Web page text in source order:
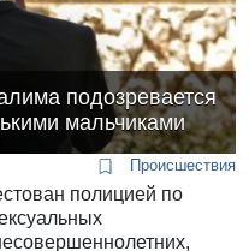
подозревается
мальчиками
Происшествия
полицией по